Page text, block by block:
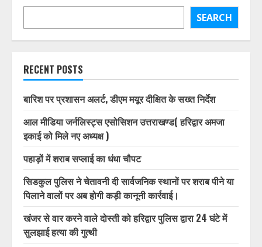
SEARCH
RECENT POSTS
बारिश पर प्रशासन अलर्ट, डीएम मयूर दीक्षित के सख्त निर्देश
आल मीडिया जर्नलिस्ट्स एसोसिशन उत्तराखण्ड( हरिद्वार अमजा
इकाई को मिले नए अध्यक्ष )
पहाड़ों में शराब सप्लाई का धंधा चौपट
सिडकुल पुलिस ने चेतावनी दी सार्वजनिक स्थानों पर शराब पीने या
पिलाने वालों पर अब होगी कड़ी कानूनी कार्रवाई।
खंजर से वार करने वाले दोस्ती को हरिद्वार पुलिस द्वारा 24 घंटे में
सुलझाई हत्या की गुत्थी